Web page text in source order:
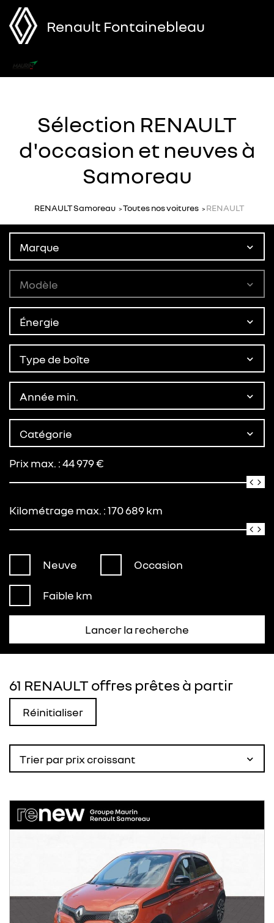
Renault Fontainebleau
Sélection RENAULT
d'occasion et neuves à
Samoreau
RENAULT Samoreau Toutes nos voitures RENAULT
Marque
Modèle
Énergie
Type de boîte
Année min.
Catégorie
Prix max. :44 979€
Kilométrage max. :170 689km
Neuve Occasion
Faible km
Lancer la recherche
61 RENAULT offres prêtes à partir
Réinitialiser
Trier par prix croissant